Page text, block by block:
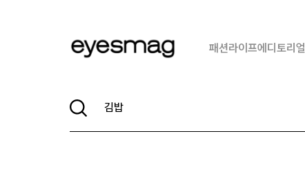
패션라이프에디토리얼